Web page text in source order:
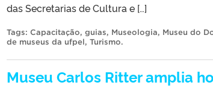
das Secretarias de Cultura e […]
Tags: Capacitação, guias, Museologia, Museu do
de museus da ufpel, Turismo.
Museu Carlos Ritter amplia